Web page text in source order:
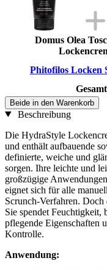
Domus Olea
Phitofilos Locken
Beide in den Warenkorb
Beschreibung
Die HydraStyle
und enthält aufbauende
definierte, weiche und
sorgen. Ihre leichte und
großzügige
eignet sich für alle
Scrunch-Verfahren.
Sie spendet Feuchtigkeit,
pflegende Eigenschaften
Kontrolle.
Anwendung: